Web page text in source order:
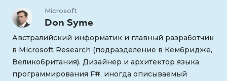
Microsoft
Don Syme
Австралийский информатик и главный разработчик
в Microsoft Research (подразделение в Кембридже,
Великобритания). Дизайнер и архитектор языка
программирования F#, иногда описываемый